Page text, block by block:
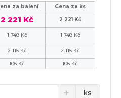
za balení
Cena za ks
2 221 Kč
2 221 Kč
1 748 Kč
1 748 Kč
2 115 Kč
2 115 Kč
106 Kč 106 Kč
ks